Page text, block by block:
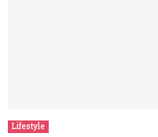
Lifestyle